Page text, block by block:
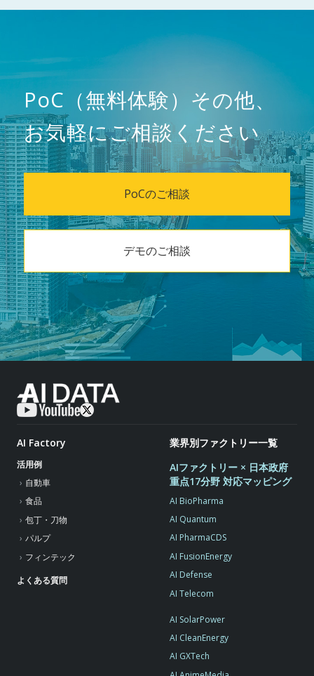
PoC（無料体験）その他、
お気軽にご相談ください
PoCのご相談
デモのご相談
AI Factory
活用例
自動車
食品
包丁・刀物
パルプ
フィンテック
よくある質問
業界別ファクトリー一覧
AIファクトリー × 日本政府
重点17分野 対応マッピング
AI BioPharma
AI Quantum
AI PharmaCDS
AI FusionEnergy
AI Defense
AI Telecom
AI SolarPower
AI CleanEnergy
AI GXTech